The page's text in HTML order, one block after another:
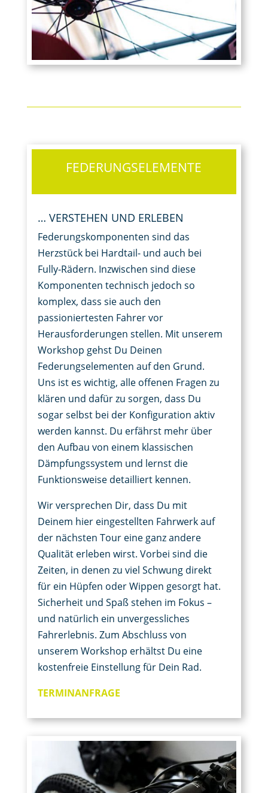
FEDERUNGSELEMENTE
… VERSTEHEN UND ERLEBEN
Federungskomponenten sind das
Herzstück bei Hardtail- und auch bei
Fully-Rädern. Inzwischen sind diese
Komponenten technisch jedoch so
komplex, dass sie auch den
passioniertesten Fahrer vor
Herausforderungen stellen. Mit unserem
Workshop gehst Du Deinen
Federungselementen auf den Grund.
Uns ist es wichtig, alle offenen Fragen zu
klären und dafür zu sorgen, dass Du
sogar selbst bei der Konfiguration aktiv
werden kannst. Du erfährst mehr über
den Aufbau von einem klassischen
Dämpfungssystem und lernst die
Funktionsweise detailliert kennen.
Wir versprechen Dir, dass Du mit
Deinem hier eingestellten Fahrwerk auf
der nächsten Tour eine ganz andere
Qualität erleben wirst. Vorbei sind die
Zeiten, in denen zu viel Schwung direkt
für ein Hüpfen oder Wippen gesorgt hat.
Sicherheit und Spaß stehen im Fokus –
und natürlich ein unvergessliches
Fahrerlebnis. Zum Abschluss von
unserem Workshop erhältst Du eine
kostenfreie Einstellung für Dein Rad.
TERMINANFRAGE